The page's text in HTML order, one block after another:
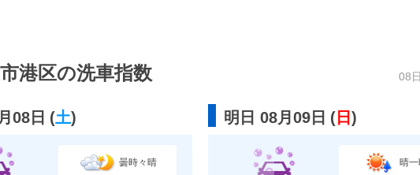
港区の洗車指数 08
08日 (土)
曇時々晴
明日 08月09日 ( 日 )
晴